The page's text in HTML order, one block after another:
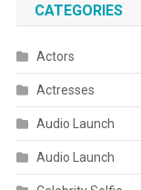
CATEGORIES
Actors
Actresses
Audio Launch
Audio Launch